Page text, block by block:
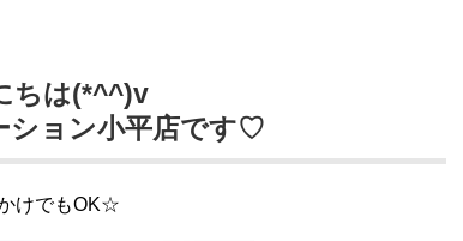
ちは(*^^)v
ション小平店です♡
けでもOK☆